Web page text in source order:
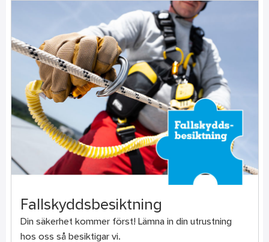
Fallskyddsbesiktning
Din säkerhet kommer först! Lämna in din utrustning
hos oss så besiktigar vi.